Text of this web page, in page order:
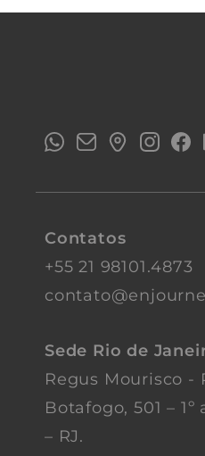
Contatos
+55 21 98101.4873
Sede Rio de
Regus Mourisco -
Botafogo, 501 –
– RJ.